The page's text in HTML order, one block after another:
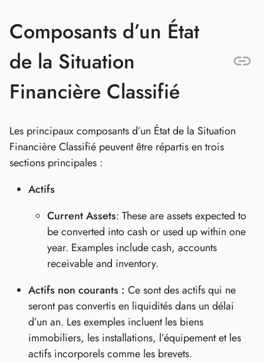
Composants d’un État
de la Situation
Financière Classifié
Les principaux composants d’un État de la Situation
Financière Classifié peuvent être répartis en trois
sections principales :
Actifs
Current Assets: These are assets expected to
be converted into cash or used up within one
year. Examples include cash, accounts
receivable and inventory.
Actifs non courants : Ce sont des actifs qui ne
seront pas convertis en liquidités dans un délai
d’un an. Les exemples incluent les biens
immobiliers, les installations, l’équipement et les
actifs incorporels comme les brevets.